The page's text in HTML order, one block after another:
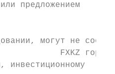
или предложением
могут не
FXKZ